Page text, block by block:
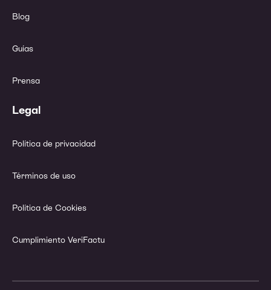
Blog
Guías
Prensa
Legal
Política de privacidad
Términos de uso
Política de Cookies
Cumplimiento VeriFactu